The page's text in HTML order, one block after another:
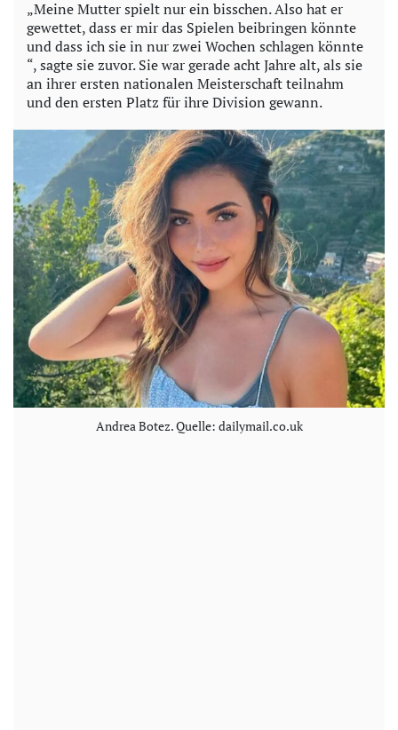
„Meine Mutter spielt nur ein bisschen. Also hat er
gewettet, dass er mir das Spielen beibringen könnte
und dass ich sie in nur zwei Wochen schlagen könnte
“, sagte sie zuvor. Sie war gerade acht Jahre alt, als sie
an ihrer ersten nationalen Meisterschaft teilnahm
und den ersten Platz für ihre Division gewann.
Andrea Botez. Quelle: dailymail.co.uk